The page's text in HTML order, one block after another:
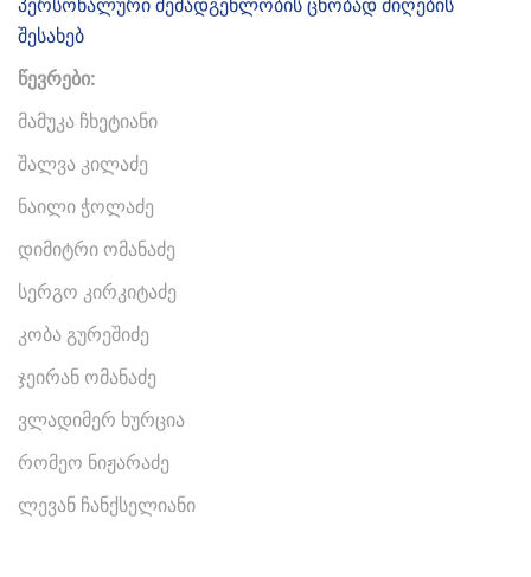
შესახებ
წევრები:
მამუკა ჩხეტიანი
შალვა კილაძე
ნაილი ჭოლაძე
დიმიტრი ომანაძე
სერგო კირკიტაძე
კობა გურეშიძე
ჯეირან ომანაძე
ვლადიმერ ხურცია
რომეო ნიჟარაძე
ლევან ჩანქსელიანი